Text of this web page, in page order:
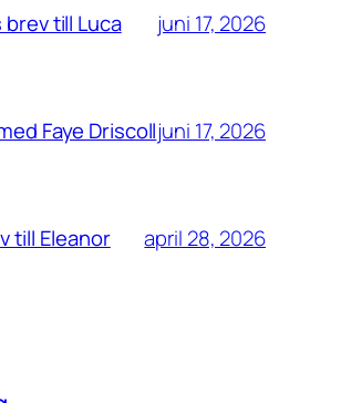
brev till Luca juni 17, 2026
Faye Driscolljuni 17, 2026
till Eleanor april 28, 2026